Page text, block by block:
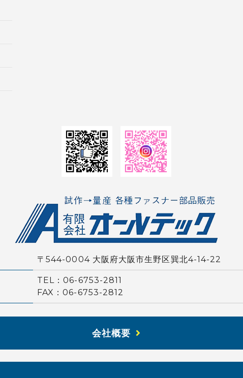
〒544-0004 大阪府大阪市生野区巽北4-14-22
TEL：06-6753-2811
FAX：06-6753-2812
会社概要